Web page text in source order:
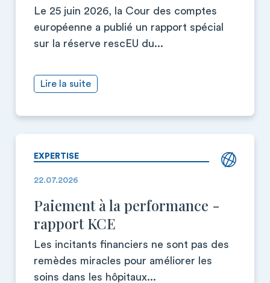
Le 25 juin 2026, la Cour des comptes
européenne a publié un rapport spécial
sur la réserve rescEU du...
Lire la suite
EXPERTISE
22.07.2026
Paiement à la performance -
rapport KCE
Les incitants financiers ne sont pas des
remèdes miracles pour améliorer les
soins dans les hôpitaux...